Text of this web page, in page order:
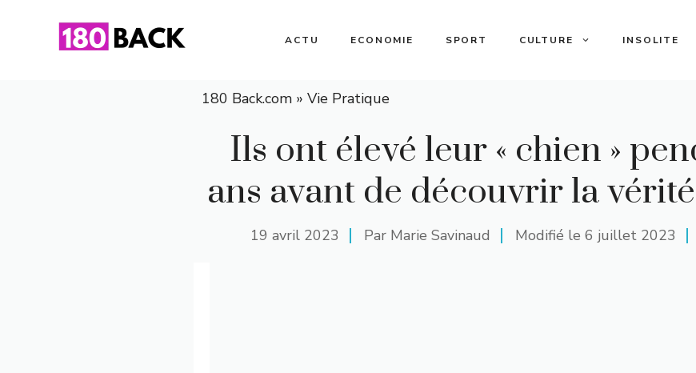
ACTU ECONOMIE SPORT CULTURE INSOLITE
180 Back.com » Vie Pratique
Ils ont élevé leur « chien »
ans avant de découvrir la
19 avril 2023 Par Marie Savinaud Modifié le 6 juillet 2023